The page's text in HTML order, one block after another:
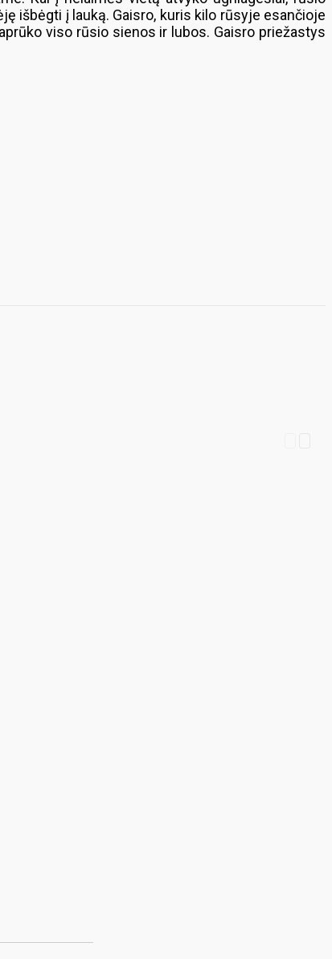
išbėgti į lauką. Gaisro, kuris kilo rūsyje esančioje
viso rūsio sienos ir lubos. Gaisro priežastys